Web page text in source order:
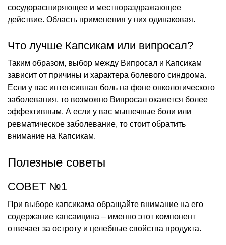
сосудорасширяющее и местнораздражающее
действие. Область применения у них одинаковая.
Что лучше Капсикам или випросал?
Таким образом, выбор между Випросал и Капсикам
зависит от причины и характера болевого синдрома.
Если у вас интенсивная боль на фоне онкологического
заболевания, то возможно Випросал окажется более
эффективным. А если у вас мышечные боли или
ревматическое заболевание, то стоит обратить
внимание на Капсикам.
Полезные советы
СОВЕТ №1
При выборе капсикама обращайте внимание на его
содержание капсаицина – именно этот компонент
отвечает за остроту и целебные свойства продукта.